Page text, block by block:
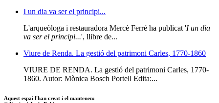
I un dia va ser el principi...
L'arqueòloga i restauradora Mercè Ferré ha publicat 'I un dia
va ser el principi...', llibre de...
Viure de Renda. La gestió del patrimoni Carles, 1770-1860
VIURE DE RENDA. La gestió del patrimoni Carles, 1770-
1860. Autor: Mònica Bosch Portell Edita:...
Aquest espai l'han creat i el mantenen: